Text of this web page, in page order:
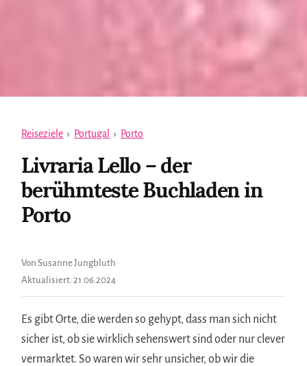
Reiseziele › Portugal › Porto
Livraria Lello – der
berühmteste Buchladen in
Porto
Von Susanne Jungbluth
Aktualisiert: 21.06.2024
Es gibt Orte, die werden so gehypt, dass man sich nicht
sicher ist, ob sie wirklich sehenswert sind oder nur clever
vermarktet. So waren wir sehr unsicher, ob wir die